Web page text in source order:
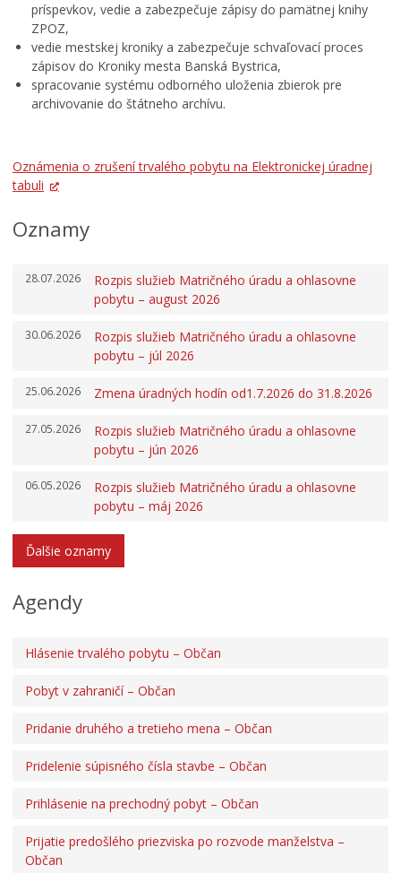
príspevkov, vedie a zabezpečuje zápisy do pamätnej knihy
ZPOZ,
vedie mestskej kroniky a zabezpečuje schvaľovací proces
zápisov do Kroniky mesta Banská Bystrica,
spracovanie systému odborného uloženia zbierok pre
archivovanie do štátneho archívu.
Oznámenia o zrušení trvalého pobytu na Elektronickej úradnej
tabuli
Oznamy
28.07.2026
Rozpis služieb Matričného úradu a ohlasovne
pobytu – august 2026
30.06.2026
Rozpis služieb Matričného úradu a ohlasovne
pobytu – júl 2026
25.06.2026 Zmena úradných hodín od1.7.2026 do 31.8.2026
27.05.2026
Rozpis služieb Matričného úradu a ohlasovne
pobytu – jún 2026
06.05.2026
Rozpis služieb Matričného úradu a ohlasovne
pobytu – máj 2026
Ďalšie oznamy
Agendy
Hlásenie trvalého pobytu – Občan
Pobyt v zahraničí – Občan
Pridanie druhého a tretieho mena – Občan
Pridelenie súpisného čísla stavbe – Občan
Prihlásenie na prechodný pobyt – Občan
Prijatie predošlého priezviska po rozvode manželstva –
Občan